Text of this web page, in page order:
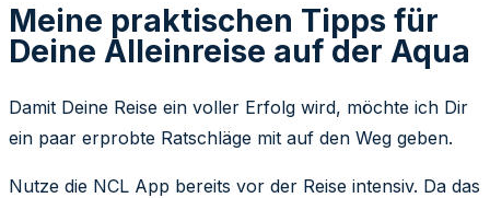
Meine praktischen Tipps für
Deine Alleinreise auf der Aqua
Damit Deine Reise ein voller Erfolg wird, möchte ich Dir
ein paar erprobte Ratschläge mit auf den Weg geben.
Nutze die NCL App bereits vor der Reise intensiv. Da das